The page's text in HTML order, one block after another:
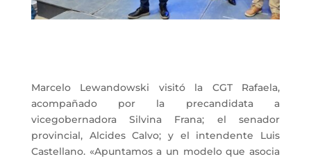
Marcelo Lewandowski visitó la CGT Rafaela,
acompañado por la precandidata a
vicegobernadora Silvina Frana; el senador
provincial, Alcides Calvo; y el intendente Luis
Castellano. «Apuntamos a un modelo que asocia